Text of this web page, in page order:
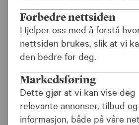
Unngå
bilskader
| 02.06.23
Forbedre nettsiden
Hjelper oss med å forstå
nettsiden brukes, slik at vi
den bedre for deg.
Markedsføring
Dette gjør at vi kan vise deg
relevante annonser, tilbud og
informasjon, både på våre